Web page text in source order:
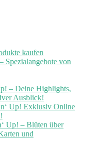
kaufen
Spezialangebote von
– Deine Highlights,
Ausblick!
Up! Exklusiv Online
Up! – Blüten über
und